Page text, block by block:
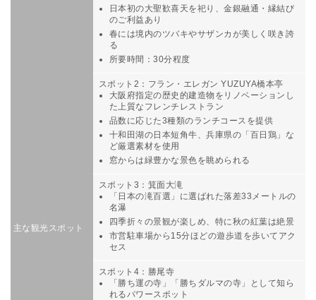
主な観光スポット
日本初の大聖歓喜天を祀り、金銀融通・縁結び
のご利益あり
春には境内のツバキやサザンカが美しく咲き誇
る
所要時間：30分程度
スポット2：フラン・エレガン YUZUYA橋本亭
大阪府指定の歴史的建造物をリノベーションし
た上質なフレンチレストラン
品数に応じた3種類のランチコースを提供
十和田湖の日本短角牛、兵庫県の「百日鶏」な
ど厳選素材を使用
窓からは緑豊かな景色を眺められる
スポット3：箕面大滝
「日本の滝百選」に選ばれた落差33メートルの
名瀑
四季折々の景観が楽しめ、特に秋の紅葉は絶景
市営駐車場から15分ほどの遊歩道を歩いてアク
セス
スポット4：勝尾寺
「勝ち運の寺」「勝ちダルマの寺」として知ら
れるパワースポット